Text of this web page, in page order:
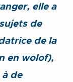
elle a
de
de la
en wolof),
de